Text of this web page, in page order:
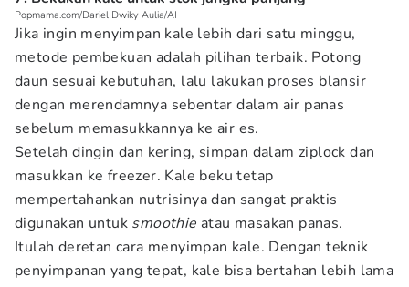
Popmama.com/Dariel Dwiky Aulia/AI
Jika ingin menyimpan kale lebih dari satu minggu,
metode pembekuan adalah pilihan terbaik. Potong
daun sesuai kebutuhan, lalu lakukan proses blansir
dengan merendamnya sebentar dalam air panas
sebelum memasukkannya ke air es.
Setelah dingin dan kering, simpan dalam ziplock dan
masukkan ke freezer. Kale beku tetap
mempertahankan nutrisinya dan sangat praktis
digunakan untuk smoothie atau masakan panas.
Itulah deretan cara menyimpan kale. Dengan teknik
penyimpanan yang tepat, kale bisa bertahan lebih lama